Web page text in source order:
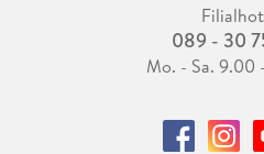
089 - 30
Mo. - Sa. 9.00